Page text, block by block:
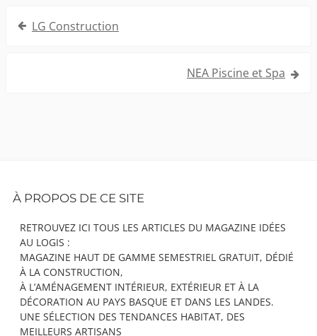
Navigation
LG Construction
NEA Piscine et Spa
Content
À PROPOS DE CE SITE
RETROUVEZ ICI TOUS LES ARTICLES DU MAGAZINE IDÉES
AU LOGIS :
MAGAZINE HAUT DE GAMME SEMESTRIEL GRATUIT, DÉDIÉ
À LA CONSTRUCTION,
À L’AMÉNAGEMENT INTÉRIEUR, EXTÉRIEUR ET À LA
DÉCORATION AU PAYS BASQUE ET DANS LES LANDES.
UNE SÉLECTION DES TENDANCES HABITAT, DES
MEILLEURS ARTISANS